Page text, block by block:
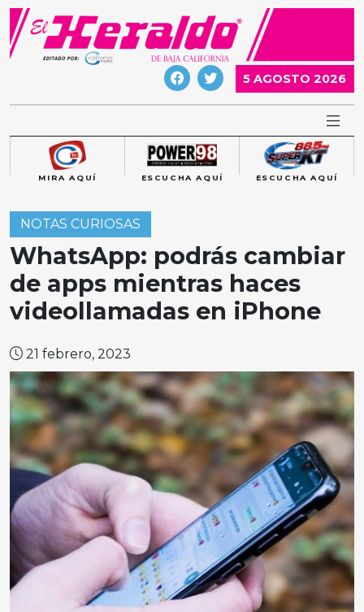
Skip
content
5 AGOSTO 2026
MIRA AQUÍ ESCUCHA AQUÍ ESCUCHA AQUÍ
NOTAS CURIOSAS
WhatsApp: podrás cambiar
de apps mientras haces
videollamadas en iPhone
21 febrero, 2023